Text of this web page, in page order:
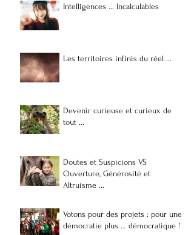
Intelligences ... Incalculables
Les territoires infinis du réel ...
Devenir curieuse et curieux de
tout ...
Doutes et Suspicions VS
Ouverture, Générosité et
Altruisme ...
Votons pour des projets : pour une
démocratie plus … démocratique !